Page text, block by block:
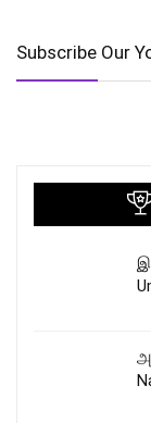
Subscribe Our